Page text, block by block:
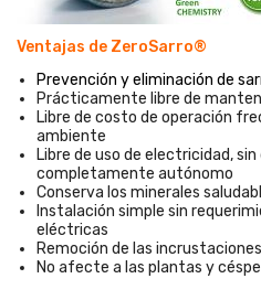
Ventajas de ZeroSarro®
Prevención y eliminación de
Prácticamente libre de
Libre de costo de operación
ambiente
Libre de uso de electricidad,
completamente autónomo
Conserva los minerales
Instalación simple sin
eléctricas
Remoción de las
No afecte a las plantas y